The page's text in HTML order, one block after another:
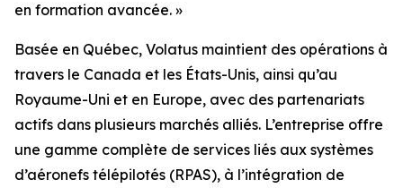
en formation avancée. »
Basée en Québec, Volatus maintient des opérations à
travers le Canada et les États-Unis, ainsi qu’au
Royaume-Uni et en Europe, avec des partenariats
actifs dans plusieurs marchés alliés. L’entreprise offre
une gamme complète de services liés aux systèmes
d’aéronefs télépilotés (RPAS), à l’intégration de